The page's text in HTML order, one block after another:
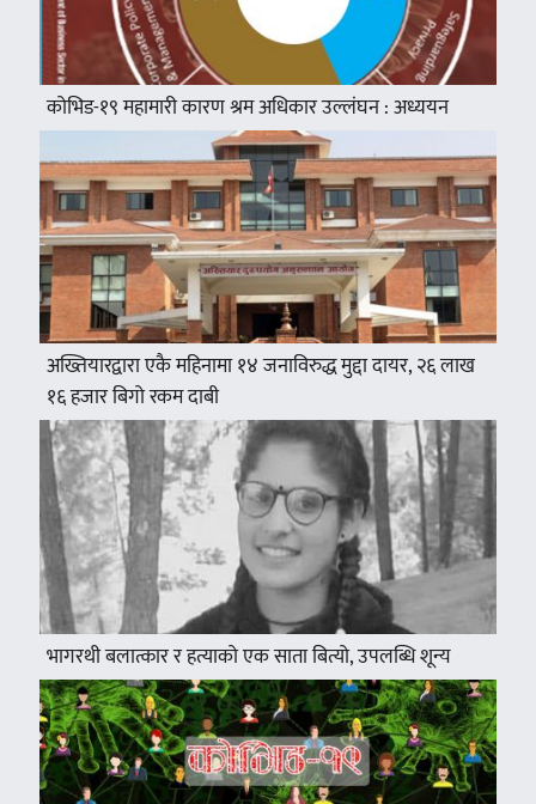
कोभिड-१९ महामारी कारण श्रम अधिकार उल्लंघन : अध्ययन
अख्तियारद्वारा एकै महिनामा १४ जनाविरुद्ध मुद्दा दायर, २६ लाख
१६ हजार बिगो रकम दाबी
भागरथी बलात्कार र हत्याको एक साता बित्यो, उपलब्धि शून्य